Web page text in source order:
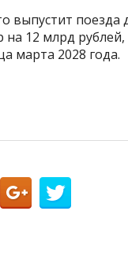
выпустит
на 12 млрд
марта 2028 года.